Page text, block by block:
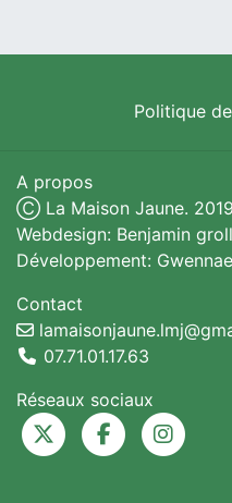
Politique
A propos
Ⓒ La Maison Jaune.
Webdesign: Benjamin
Développement:
Contact
07.71.01.17.63
Réseaux sociaux